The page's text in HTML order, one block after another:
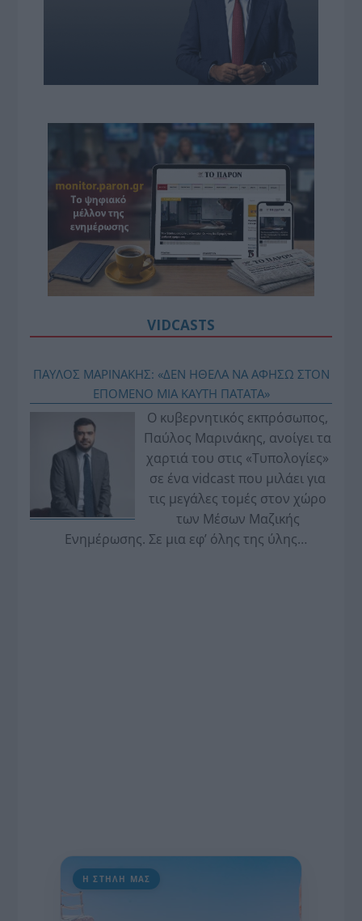
VIDCASTS
ΠΑΥΛΟΣ ΜΑΡΙΝΑΚΗΣ: «ΔΕΝ ΗΘΕΛΑ ΝΑ ΑΦΗΣΩ ΣΤΟΝ
ΕΠΟΜΕΝΟ ΜΙΑ ΚΑΥΤΗ ΠΑΤΑΤΑ»
Ο κυβερνητικός εκπρόσωπος,
Παύλος Μαρινάκης, ανοίγει τα
χαρτιά του στις «Τυπολογίες»
σε ένα vidcast που μιλάει για
τις μεγάλες τομές στον χώρο
των Μέσων Μαζικής
Ενημέρωσης. Σε μια εφ’ όλης της ύλης
Η ΣΤΗΛΗ ΜΑΣ